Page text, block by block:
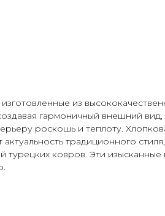
из
гармоничный внешний
роскошь и теплоту.
традиционного
турецких ковров. Эти